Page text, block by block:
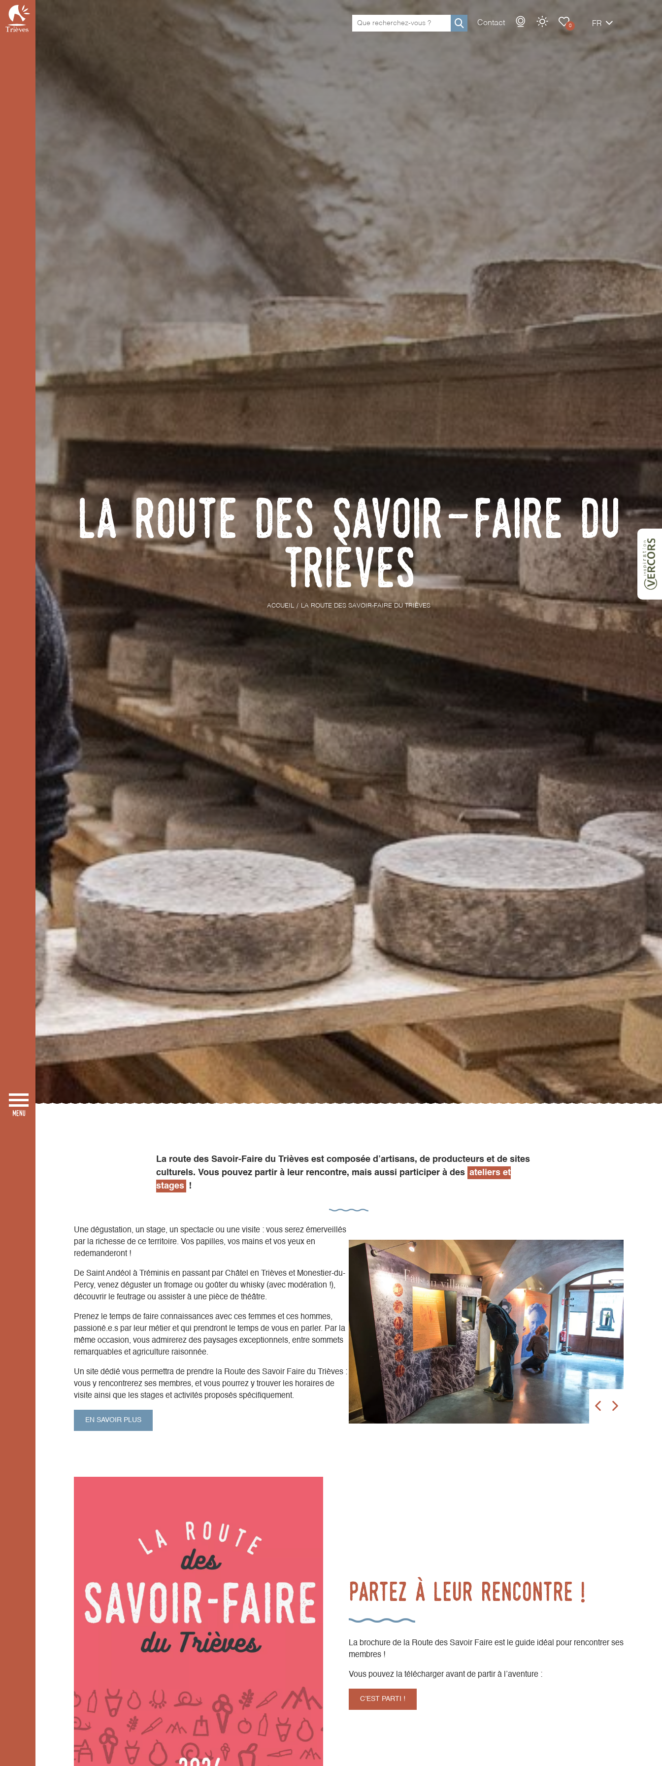
Rechercher
Contact 0 FR
La Route des Savoir-Faire du
Trièves
ACCUEIL LA ROUTE DES SAVOIR-FAIRE DU TRIÈVES
La route des Savoir-Faire du Trièves est composée d’artisans, de producteurs et de sites
culturels. Vous pouvez partir à leur rencontre, mais aussi participer à des ateliers et
stages
!
Une dégustation, un stage, un spectacle ou une visite : vous serez émerveillés
par la richesse de ce territoire. Vos papilles, vos mains et vos yeux en
redemanderont !
De Saint Andéol à Tréminis en passant par Châtel en Trièves et Monestier-du-
Percy, venez déguster un fromage ou goûter du whisky (avec modération !),
découvrir le feutrage ou assister à une pièce de théâtre.
Prenez le temps de faire connaissances avec ces femmes et ces hommes,
passioné.e.s par leur métier et qui prendront le temps de vous en parler. Par la
même occasion, vous admirerez des paysages exceptionnels, entre sommets
remarquables et agriculture raisonnée.
Un site dédié vous permettra de prendre la Route des Savoir Faire du Trièves :
vous y rencontrerez ses membres, et vous pourrez y trouver les horaires de
visite ainsi que les stages et activités proposés spécifiquement.
EN SAVOIR PLUS
Partez à leur rencontre !
La brochure de la Route des Savoir Faire est le guide idéal pour rencontrer ses
membres !
Vous pouvez la télécharger avant de partir à l’aventure :
C’EST PARTI !